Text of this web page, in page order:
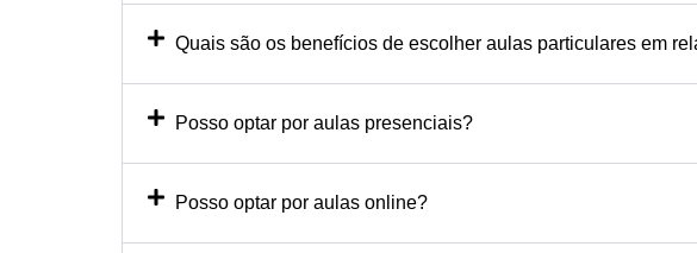
Quais são os benefícios de escolher aulas particulares em
Posso optar por aulas presenciais?
Posso optar por aulas online?